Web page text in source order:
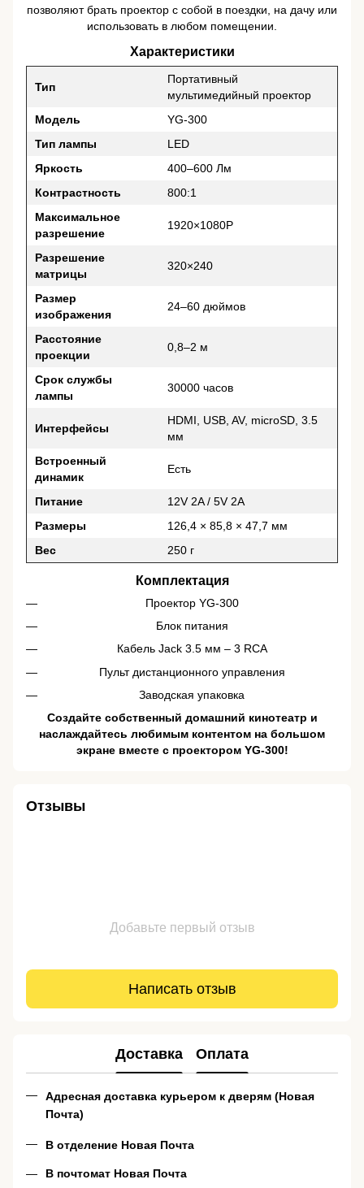
позволяют брать проектор с собой в поездки, на дачу или
использовать в любом помещении.
Характеристики
Тип
Портативный
мультимедийный проектор
Модель
YG-300
Тип лампы
LED
Яркость
400–600 Лм
Контрастность
800:1
Максимальное
разрешение
1920×1080P
Разрешение
матрицы
320×240
Размер
изображения
24–60 дюймов
Расстояние
проекции
0,8–2 м
Срок службы
лампы
30000 часов
Интерфейсы
HDMI, USB, AV, microSD, 3.5
мм
Встроенный
динамик
Есть
Питание
12V 2A / 5V 2A
Размеры
126,4 × 85,8 × 47,7 мм
Вес
250 г
Комплектация
Проектор YG-300
Блок питания
Кабель Jack 3.5 мм – 3 RCA
Пульт дистанционного управления
Заводская упаковка
Создайте собственный домашний кинотеатр и
наслаждайтесь любимым контентом на большом
экране вместе с проектором YG-300!
Отзывы
Добавьте первый отзыв
Написать отзыв
Доставка Оплата
Адресная доставка курьером к дверям (Новая
Почта)
В отделение Новая Почта
В почтомат Новая Почта